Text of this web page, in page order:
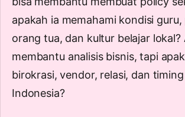
apakah ia memahami kondisi
orang tua, dan kultur belajar lokal?
membantu analisis bisnis, tapi
birokrasi, vendor, relasi, dan
Indonesia?